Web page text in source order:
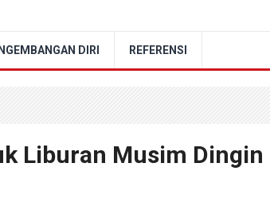
DIRI REFERENSI
Liburan Musim Dingin